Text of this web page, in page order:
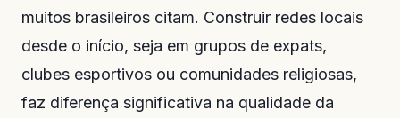
muitos brasileiros citam. Construir redes locais
desde o início, seja em grupos de expats,
clubes esportivos ou comunidades religiosas,
faz diferença significativa na qualidade da